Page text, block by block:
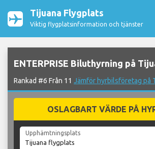
Tijuana Flygplats
Viktig flygplatsinformation och tjänster
ENTERPRISE Biluthyrning på
Rankad #6 Från 11 Jämför hyrbilsföretag på
OSLAGBART VÄRDE PÅ
Upphämtningsplats